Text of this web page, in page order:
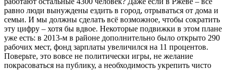
равно люди вынуждены ездить в город, отрываться от дома и
семьи. И мы должны сделать всё возможное, чтобы сократить
эту цифру – хотя бы вдвое. Некоторые подвижки в этом плане
уже есть: в 2013-м в районе дополнительно было открыто 290
рабочих мест, фонд зарплаты увеличился на 11 процентов.
Поверьте, это вовсе не политически игры, не желание
покрасоваться на публику, а необходимость укрепить чисто